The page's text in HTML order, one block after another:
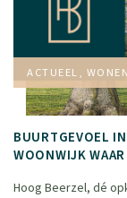
ACTUEEL, WONEN
BUURTGEVOEL
WOONWIJK
Hoog Beerzel, dé